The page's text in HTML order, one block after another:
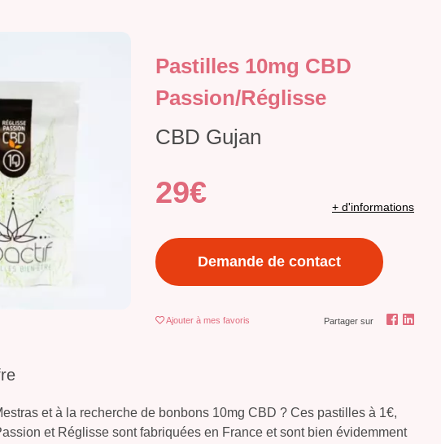
Pastilles 10mg CBD
Passion/Réglisse
CBD Gujan
29€ + d'informations
Demande de contact
Ajouter à mes favoris Partager sur
et à la recherche de bonbons 10mg CBD ? Ces pastilles à 1€,
et Réglisse sont fabriquées en France et sont bien évidemment